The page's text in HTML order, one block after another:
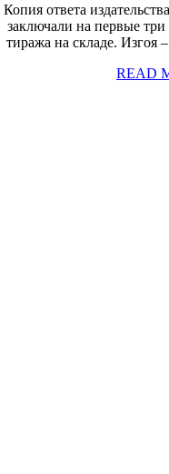
Копия ответа
заключали на первые
тиража на складе. Изгоя
READ